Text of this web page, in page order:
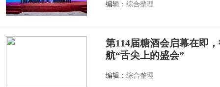
编辑： 综合整理
第114届糖酒会启幕在即
航“舌尖上的盛会”
编辑： 综合整理